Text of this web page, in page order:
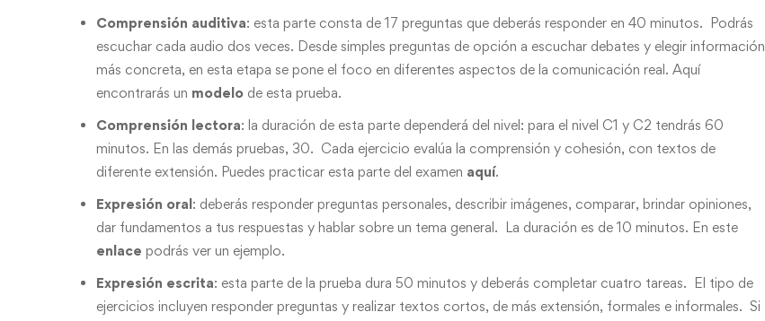
Comprensión auditiva: esta parte consta de 17 preguntas que deberás responder en 40 minutos. Podrás
escuchar cada audio dos veces. Desde simples preguntas de opción a escuchar debates y elegir información
más concreta, en esta etapa se pone el foco en diferentes aspectos de la comunicación real. Aquí
encontrarás un modelo de esta prueba.
Comprensión lectora: la duración de esta parte dependerá del nivel: para el nivel C1 y C2 tendrás 60
minutos. En las demás pruebas, 30. Cada ejercicio evalúa la comprensión y cohesión, con textos de
diferente extensión. Puedes practicar esta parte del examen aquí.
Expresión oral: deberás responder preguntas personales, describir imágenes, comparar, brindar opiniones,
dar fundamentos a tus respuestas y hablar sobre un tema general. La duración es de 10 minutos. En este
enlace podrás ver un ejemplo.
Expresión escrita: esta parte de la prueba dura 50 minutos y deberás completar cuatro tareas. El tipo de
ejercicios incluyen responder preguntas y realizar textos cortos, de más extensión, formales e informales. Si